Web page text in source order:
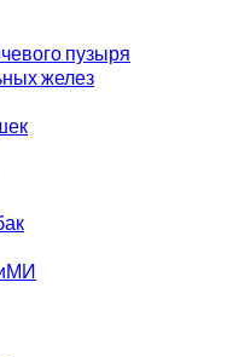
пузыря
желез